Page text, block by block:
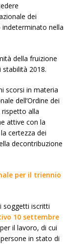
dei
nella
della fruizione
2018.
scorsi in materia
dell’Ordine dei
alla
attive con la
certezza dei
decontribuzione
per il triennio
soggetti iscritti
10 settembre
il lavoro, di cui
in stato di